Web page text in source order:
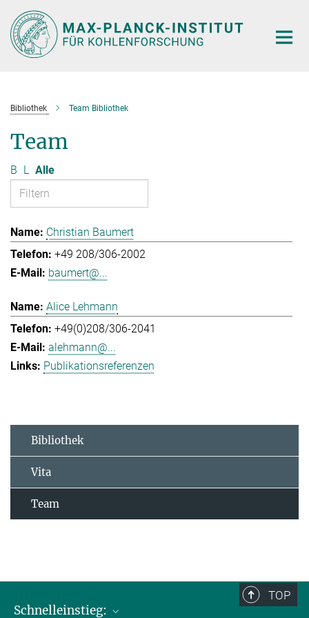
Hauptinhalt
Bibliothek Team Bibliothek
Team
B L Alle
Christian Baumert
+49 208/306-2002
baumert@...
Alice Lehmann
+49(0)208/306-2041
alehmann@...
Publikationsreferenzen
Bibliothek
Vita
Team
TOP
Schnelleinstieg: